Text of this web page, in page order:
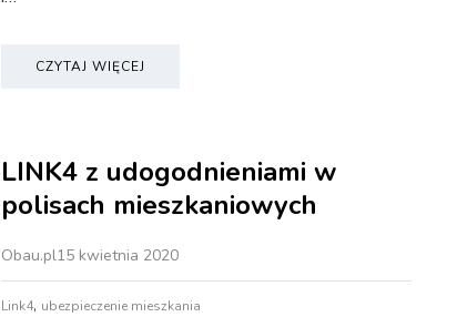
CZYTAJ WIĘCEJ
LINK4 z udogodnieniami w
polisach mieszkaniowych
Obau.pl15 kwietnia 2020
Link4, ubezpieczenie mieszkania